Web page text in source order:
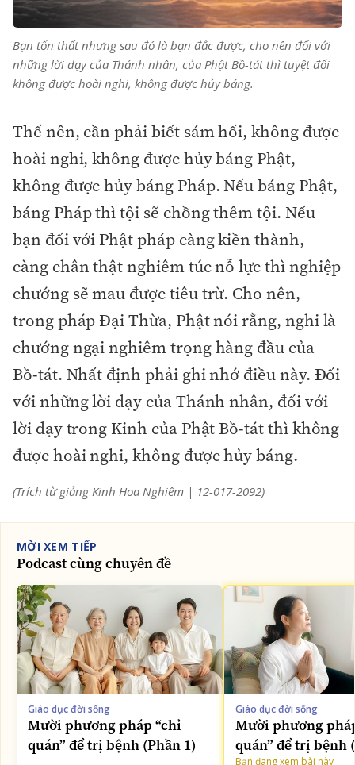
Bạn tổn thất nhưng sau đó là bạn đắc được, cho nên đối với
những lời dạy của Thánh nhân, của Phật Bồ-tát thì tuyệt đối
không được hoài nghi, không được hủy báng.
Thế nên, cần phải biết sám hối, không được
hoài nghi, không được hủy báng Phật,
không được hủy báng Pháp. Nếu báng Phật,
báng Pháp thì tội sẽ chồng thêm tội. Nếu
bạn đối với Phật pháp càng kiền thành,
càng chân thật nghiêm túc nỗ lực thì nghiệp
chướng sẽ mau được tiêu trừ. Cho nên,
trong pháp Đại Thừa, Phật nói rằng, nghi là
chướng ngại nghiêm trọng hàng đầu của
Bồ-tát. Nhất định phải ghi nhớ điều này. Đối
với những lời dạy của Thánh nhân, đối với
lời dạy trong Kinh của Phật Bồ-tát thì không
được hoài nghi, không được hủy báng.
(Trích từ giảng Kinh Hoa Nghiêm | 12-017-2092)
MỜI XEM TIẾP
Podcast cùng chuyên đề
Giáo dục đời sống
Mười phương pháp “chỉ
quán” để trị bệnh (Phần 1)
Giáo dục đời sống
Mười phương
quán” để trị bệnh
Bạn đang xem bài này